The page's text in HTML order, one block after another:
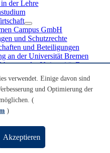
der Lehre
Campus GmbH
und Schutzrechte
und Beteiligungen
an der Universität Bremen
an der Universität Bremen
und Schüler
Schnupperstudium
für Transferaktivitäten
der Universität Bremen
verwendet. Einige davon sind
und Optimierung der
(
)
Akzeptieren